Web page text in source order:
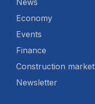
News
Economy
Events
Finance
Construction market
Newsletter